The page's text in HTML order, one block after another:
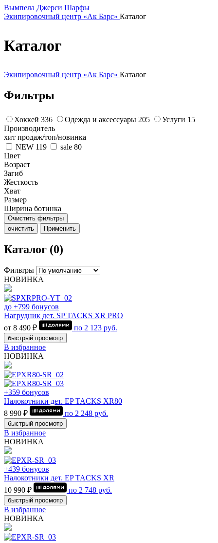
Вымпела Джерси Шарфы
Экипировочный центр «Ак Барс» Каталог
Каталог
Экипировочный центр «Ак Барс» Каталог
Фильтры
Хоккей 336 Одежда и аксессуары 205 Услуги 15
Производитель
хит продаж/топ/новинка
NEW 119 sale 80
Цвет
Возраст
Загиб
Жесткость
Хват
Размер
Ширина ботинка
Очистить фильтры
очистить
Применить
Каталог (0)
Фильтры
НОВИНКА
до +799 бонусов
Нагрудник дет. SP TACKS XR PRO
от 8 490 ₽
по 2 123 руб.
быстрый просмотр
В избранное
НОВИНКА
+359 бонусов
Налокотники дет. EP TACKS XR80
8 990 ₽
по 2 248 руб.
быстрый просмотр
В избранное
НОВИНКА
+439 бонусов
Налокотники дет. EP TACKS XR
10 990 ₽
по 2 748 руб.
быстрый просмотр
В избранное
НОВИНКА